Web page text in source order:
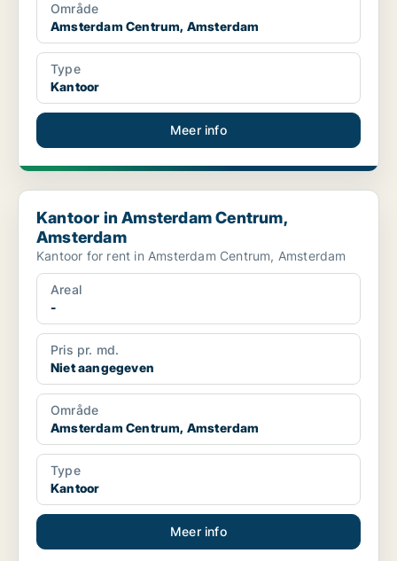
Område
Amsterdam Centrum, Amsterdam
Type
Kantoor
Meer info
Kantoor in Amsterdam Centrum, Amsterdam
Kantoor in Amsterdam Centrum,
Amsterdam
Kantoor for rent in Amsterdam Centrum, Amsterdam
Areal
-
Pris pr. md.
Niet aangegeven
Område
Amsterdam Centrum, Amsterdam
Type
Kantoor
Meer info